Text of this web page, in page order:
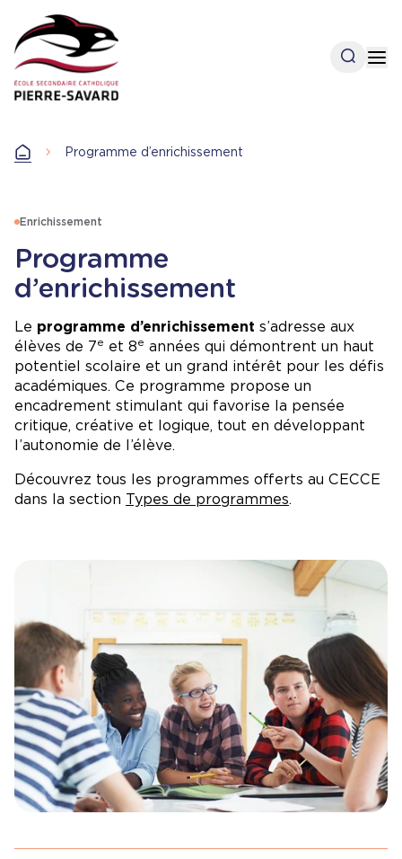
contenu
principal
Open
AccueilProgramme d’enrichissement
Enrichissement
Programme
d’enrichissement
Le programme d’enrichissement s’adresse aux
élèves de 7e et 8e années qui démontrent un haut
potentiel scolaire et un grand intérêt pour les défis
académiques. Ce programme propose un
encadrement stimulant qui favorise la pensée
critique, créative et logique, tout en développant
l’autonomie de l’élève.
Découvrez tous les programmes offerts au CECCE
dans la section Types de programmes.